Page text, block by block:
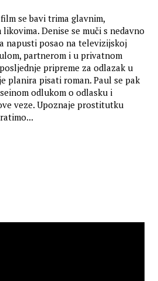
se bavi trima glavnim,
Denise se muči s nedavno
napusti posao na televizijskoj
partnerom i u privatnom
pripreme za odlazak u
planira pisati roman. Paul se pak
odlukom o odlasku i
veze. Upoznaje prostitutku